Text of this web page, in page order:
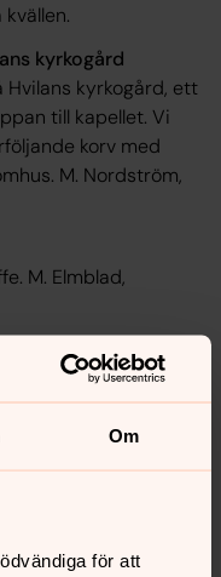
Om
för att
kyrkogård
Hvilans kyrkogård, ett
till kapellet. Vi
korv med
M. Nordström,
M. Elmblad,
kyrka
bjuder på
sidans